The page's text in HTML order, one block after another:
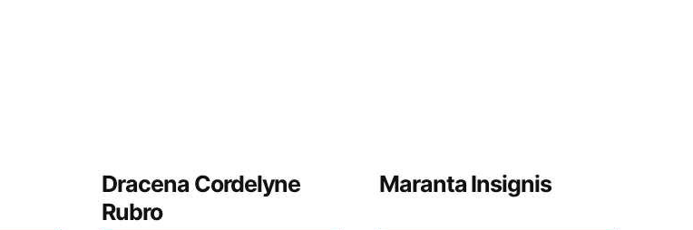
Dracena Cordelyne
Rubro
Maranta Insignis